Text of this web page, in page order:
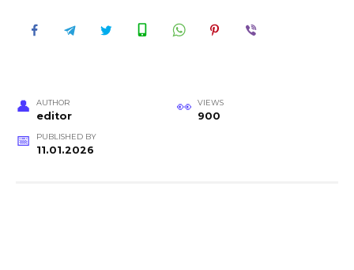
AUTHOR
editor
VIEWS
900
PUBLISHED BY
11.01.2026